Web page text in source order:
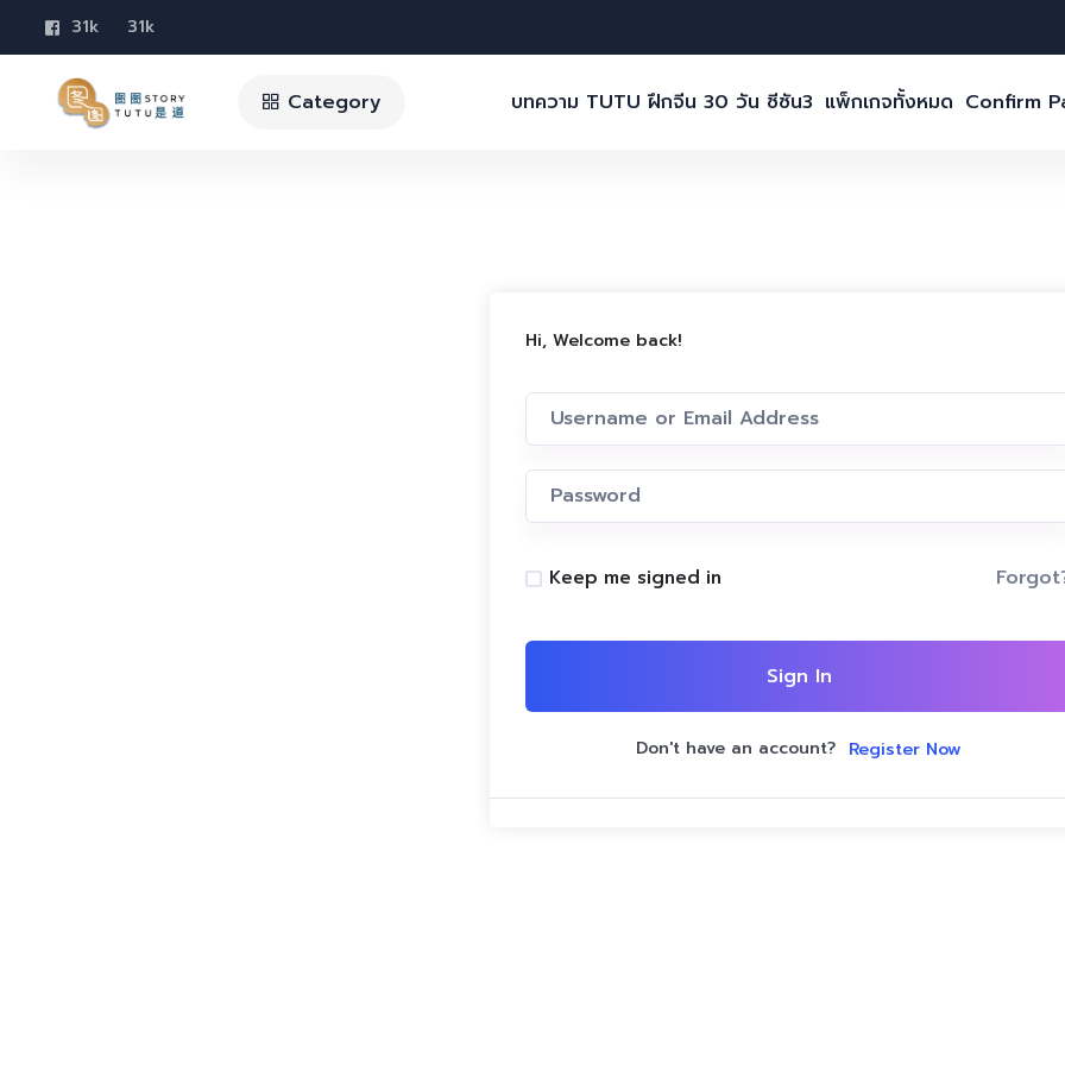
31k 31k
Category บทความ TUTU ฝึกจีน 30 วัน ซีซัน3 แพ็กเกจทั้งหมด Confirm
Hi, Welcome back!
Keep me signed in
Sign In
Don't have an account? Register Now